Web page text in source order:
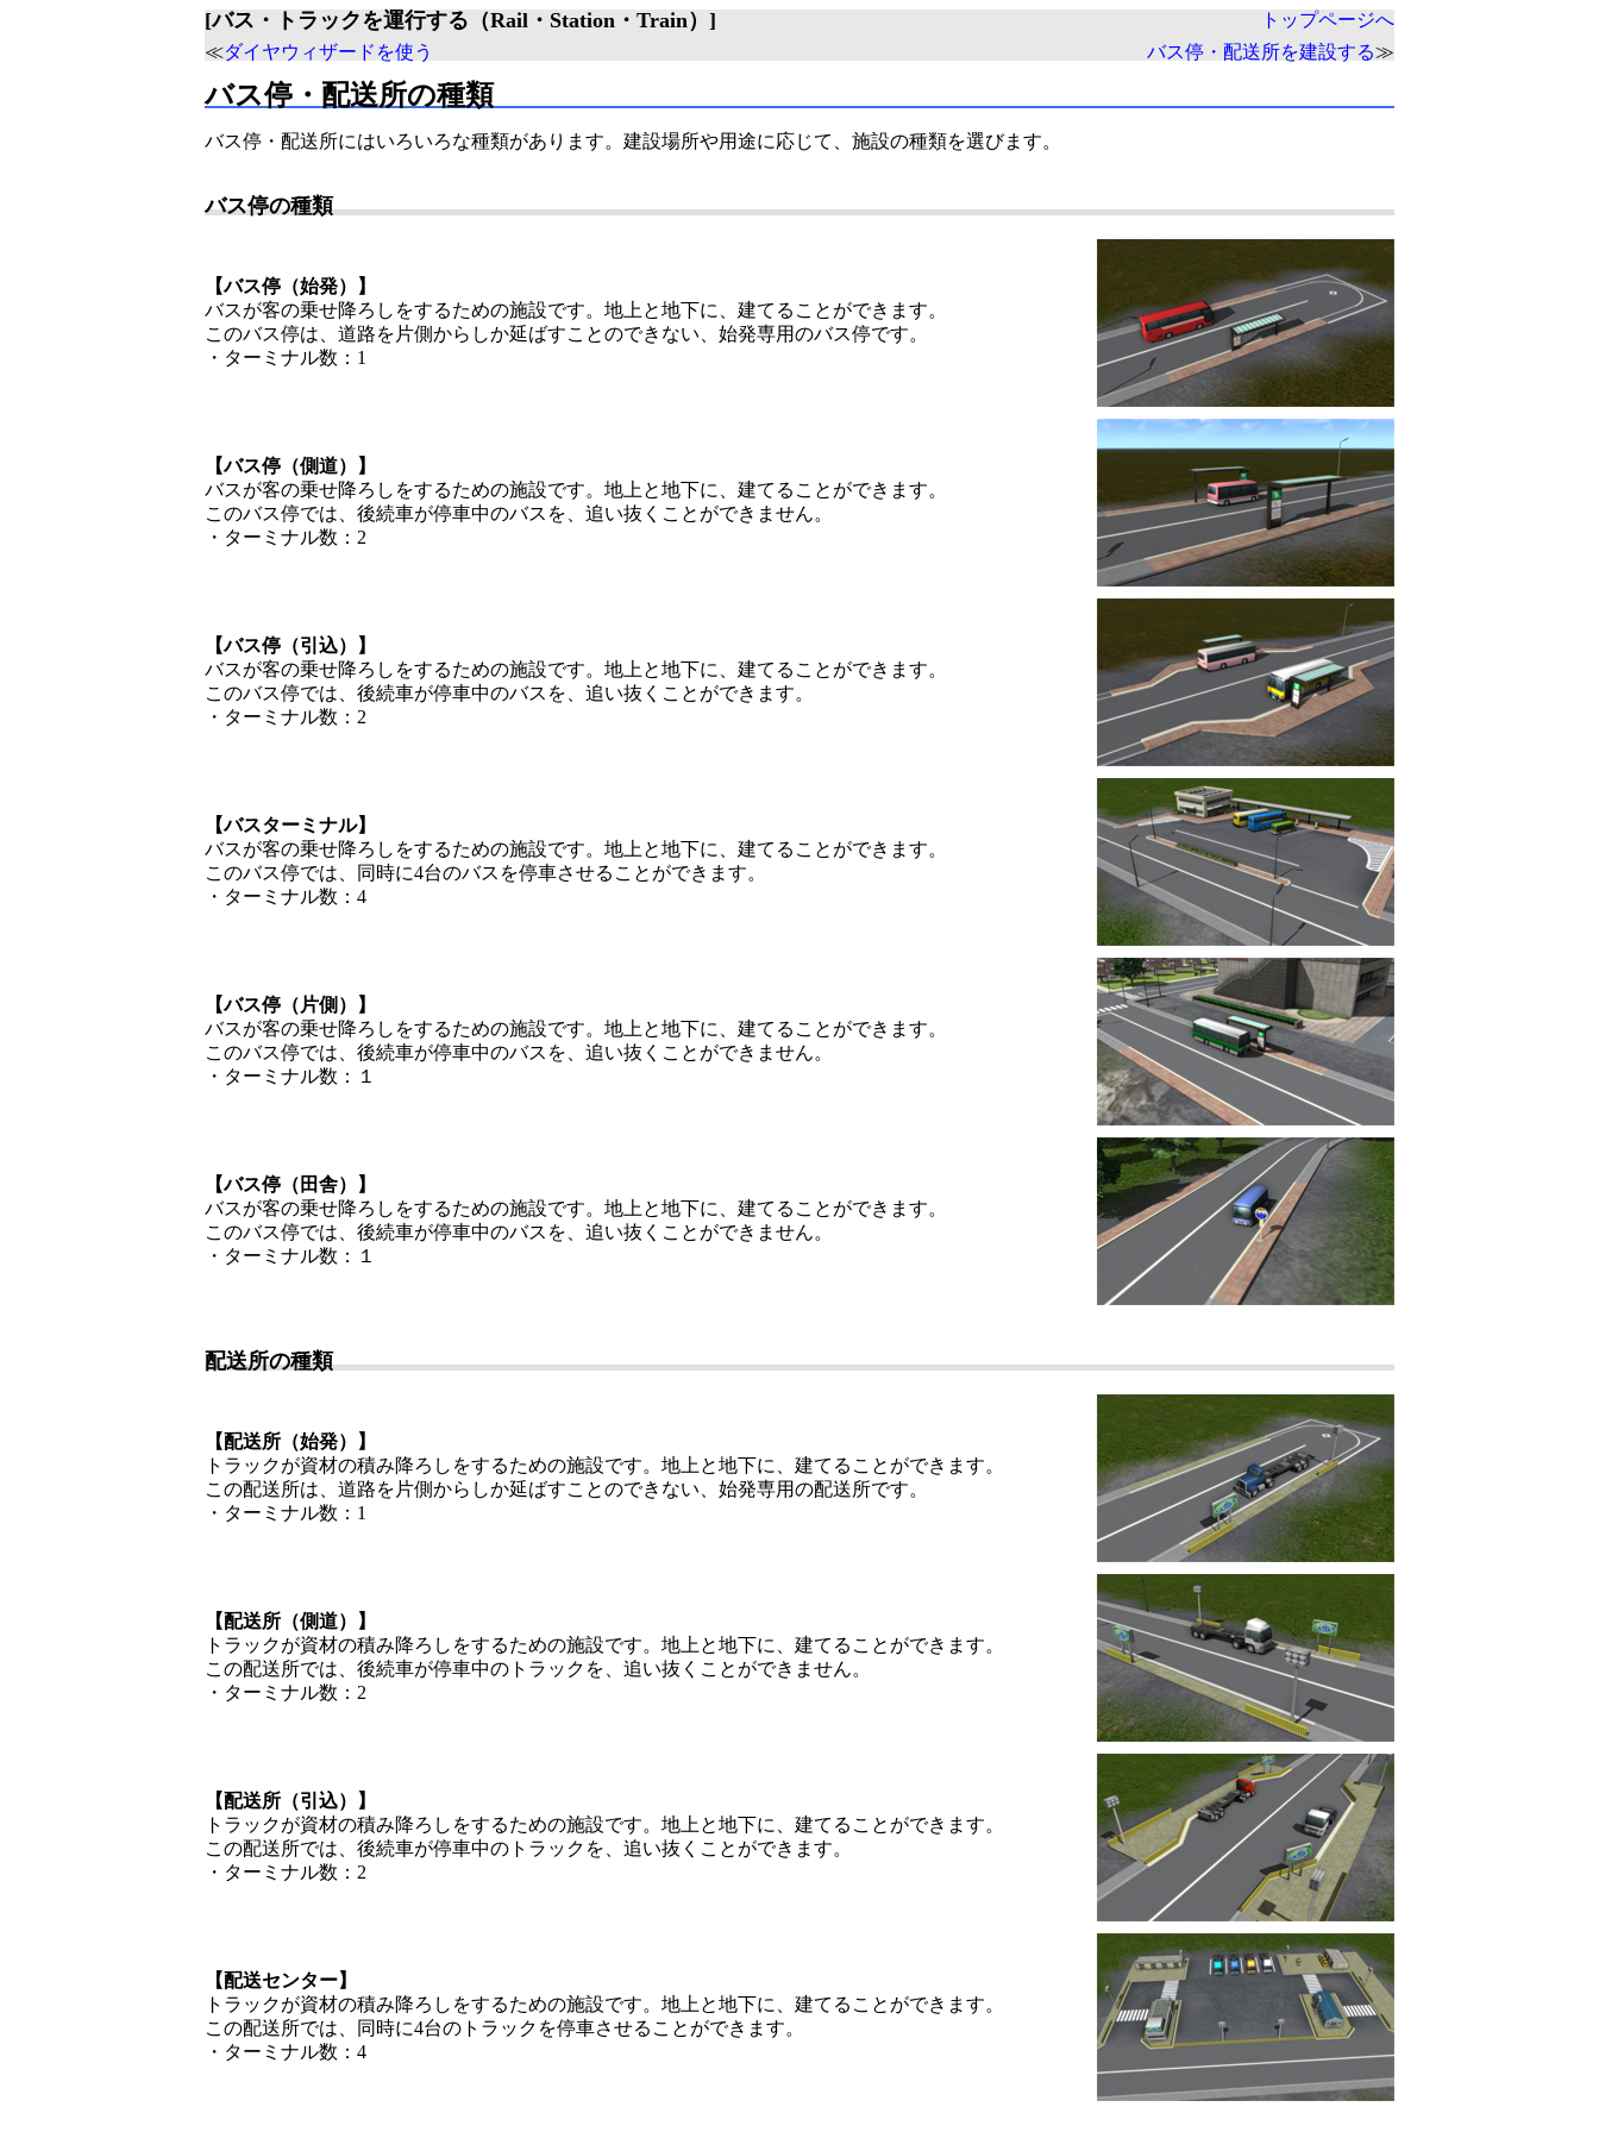
[バス・トラックを運行する（Rail・Station・Train）]
トップページへ
≪ダイヤウィザードを使う バス停・配送所を建設する≫
バス停・配送所の種類
バス停・配送所にはいろいろな種類があります。建設場所や用途に応じて、施設の種類を選びます。
バス停の種類
【バス停（始発）】
バスが客の乗せ降ろしをするための施設です。地上と地下に、建てることができます。
このバス停は、道路を片側からしか延ばすことのできない、始発専用のバス停です。
・ターミナル数：1
【バス停（側道）】
バスが客の乗せ降ろしをするための施設です。地上と地下に、建てることができます。
このバス停では、後続車が停車中のバスを、追い抜くことができません。
・ターミナル数：2
【バス停（引込）】
バスが客の乗せ降ろしをするための施設です。地上と地下に、建てることができます。
このバス停では、後続車が停車中のバスを、追い抜くことができます。
・ターミナル数：2
【バスターミナル】
バスが客の乗せ降ろしをするための施設です。地上と地下に、建てることができます。
このバス停では、同時に4台のバスを停車させることができます。
・ターミナル数：4
【バス停（片側）】
バスが客の乗せ降ろしをするための施設です。地上と地下に、建てることができます。
このバス停では、後続車が停車中のバスを、追い抜くことができません。
・ターミナル数：１
【バス停（田舎）】
バスが客の乗せ降ろしをするための施設です。地上と地下に、建てることができます。
このバス停では、後続車が停車中のバスを、追い抜くことができません。
・ターミナル数：１
配送所の種類
【配送所（始発）】
トラックが資材の積み降ろしをするための施設です。地上と地下に、建てることができます。
この配送所は、道路を片側からしか延ばすことのできない、始発専用の配送所です。
・ターミナル数：1
【配送所（側道）】
トラックが資材の積み降ろしをするための施設です。地上と地下に、建てることができます。
この配送所では、後続車が停車中のトラックを、追い抜くことができません。
・ターミナル数：2
【配送所（引込）】
トラックが資材の積み降ろしをするための施設です。地上と地下に、建てることができます。
この配送所では、後続車が停車中のトラックを、追い抜くことができます。
・ターミナル数：2
【配送センター】
トラックが資材の積み降ろしをするための施設です。地上と地下に、建てることができます。
この配送所では、同時に4台のトラックを停車させることができます。
・ターミナル数：4